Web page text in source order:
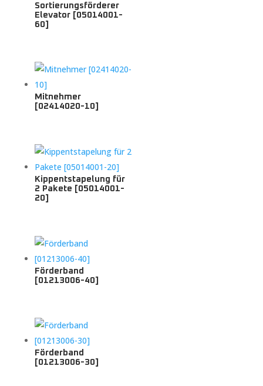
Sortierungsförderer
Elevator [05014001-
60]
Mitnehmer
[02414020-10]
Kippentstapelung für
2 Pakete [05014001-
20]
Förderband
[01213006-40]
Förderband
[01213006-30]